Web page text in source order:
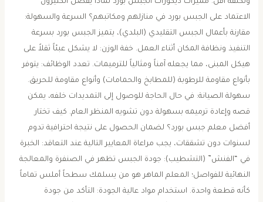
وتكلفة أقل. ​مميزات ديكورات الجبس بورد ​لماذا يفضل الكثيرون
الاعتماد على الجبس بورد في منازلهم ومكاتبهم؟ ​السرعة والسهولة:
مقارنة بأعمال الجبس التقليدي (البلدي)، يتميز الجبس بورد بسرعة
التنفيذ ونظافة المكان أثناء العمل. ​خفة الوزن: لا يشكل عبئاً ثقلاً على
هيكل المبنى، مما يجعله آمناً ومثالياً للترميمات. ​تعدد الوظائف: يتوفر
بأنواع مقاومة للرطوبة (للمطابخ والحمامات) وأنواع مقاومة للحريق. ​
سهولة الصيانة: في حال الحاجة للوصول إلى التمديدات خلفه، يمكن
قصه وإعادة ترميمه بسهولة دون تشويه المنظر العام. ​كيف تختار
أفضل معلم جبس بورد؟ ​لضمان الحصول على نتيجة احترافية تدوم
لسنوات دون تشققات، يجب مراعاة المعايير التالية عند التعاقد: ​الخبرة
في “الفنش” (التشطيب): جودة الجبس تظهر في الصنفرة والمعالجة
النهائية للفواصل؛ المعلم الماهر هو من يسلمك سطحاً أملس تماماً
كأنه قطعة واحدة. ​استخدام مواد عالية الجودة: التأكد من جودة